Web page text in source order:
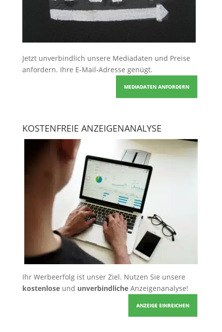
Jetzt unverbindlich unsere Mediadaten und Preise
anfordern. Ihre E-Mail-Adresse genügt.
MEDIADATEN ANFORDERN
KOSTENFREIE ANZEIGENANALYSE
Ihr Werbeerfolg ist unser Ziel. Nutzen Sie unsere
kostenloseund unverbindlicheAnzeigenanalyse!
ANZEIGE EINREICHEN